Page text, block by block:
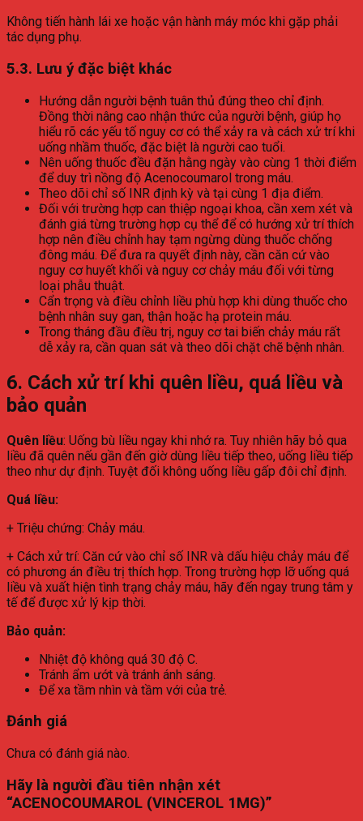
Không tiến hành lái xe hoặc vận hành máy móc khi gặp phải
tác dụng phụ.
5.3. Lưu ý đặc biệt khác
Hướng dẫn người bệnh tuân thủ đúng theo chỉ định.
Đồng thời nâng cao nhận thức của người bệnh, giúp họ
hiểu rõ các yếu tố nguy cơ có thể xảy ra và cách xử trí khi
uống nhầm thuốc, đặc biệt là người cao tuổi.
Nên uống thuốc đều đặn hằng ngày vào cùng 1 thời điểm
để duy trì nồng độ Acenocoumarol trong máu.
Theo dõi chỉ số INR định kỳ và tại cùng 1 địa điểm.
Đối với trường hợp can thiệp ngoại khoa, cần xem xét và
đánh giá từng trường hợp cụ thể để có hướng xử trí thích
hợp nên điều chỉnh hay tạm ngừng dùng thuốc chống
đông máu. Để đưa ra quyết định này, cần căn cứ vào
nguy cơ huyết khối và nguy cơ chảy máu đối với từng
loại phẫu thuật.
Cẩn trọng và điều chỉnh liều phù hợp khi dùng thuốc cho
bệnh nhân suy gan, thận hoặc hạ protein máu.
Trong tháng đầu điều trị, nguy cơ tai biến chảy máu rất
dễ xảy ra, cần quan sát và theo dõi chặt chẽ bệnh nhân.
6. Cách xử trí khi quên liều, quá liều và
bảo quản
Quên liều: Uống bù liều ngay khi nhớ ra. Tuy nhiên hãy bỏ qua
liều đã quên nếu gần đến giờ dùng liều tiếp theo, uống liều tiếp
theo như dự định. Tuyệt đối không uống liều gấp đôi chỉ định.
Quá liều:
+ Triệu chứng: Chảy máu.
+ Cách xử trí: Căn cứ vào chỉ số INR và dấu hiệu chảy máu để
có phương án điều trị thích hợp. Trong trường hợp lỡ uống quá
liều và xuất hiện tình trạng chảy máu, hãy đến ngay trung tâm y
tế để được xử lý kịp thời.
Bảo quản:
Nhiệt độ không quá 30 độ C.
Tránh ẩm ướt và tránh ánh sáng.
Để xa tầm nhìn và tầm với của trẻ.
Đánh giá
Chưa có đánh giá nào.
Hãy là người đầu tiên nhận xét
“ACENOCOUMAROL (VINCEROL 1MG)”